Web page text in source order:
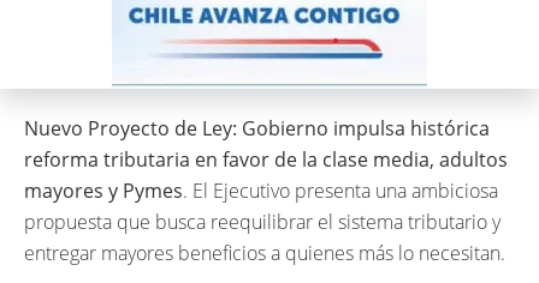
Nuevo Proyecto de Ley: Gobierno impulsa histórica
reforma tributaria en favor de la clase media, adultos
mayores y Pymes. El Ejecutivo presenta una ambiciosa
propuesta que busca reequilibrar el sistema tributario y
entregar mayores beneficios a quienes más lo necesitan.